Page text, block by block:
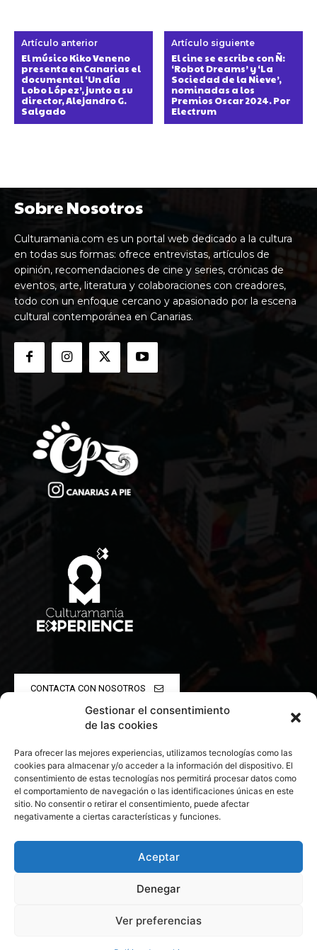
Gestionar el consentimiento
de las cookies
Para ofrecer las mejores experiencias, utilizamos tecnologías como las
cookies para almacenar y/o acceder a la información del dispositivo. El
consentimiento de estas tecnologías nos permitirá procesar datos como
el comportamiento de navegación o las identificaciones únicas en este
sitio. No consentir o retirar el consentimiento, puede afectar
negativamente a ciertas características y funciones.
Aceptar
Denegar
Ver preferencias
Artículo anterior
El músico Kiko Veneno
presenta en Canarias el
documental ‘Un día
Lobo López’, junto a su
director, Alejandro G.
Salgado
Artículo siguiente
El cine se escribe con Ñ:
‘Robot Dreams’ y ‘La
Sociedad de la Nieve’,
nominadas a los
Premios Oscar 2024. Por
Electrum
Sobre Nosotros
Culturamania.com es un portal web dedicado a la cultura
en todas sus formas: ofrece entrevistas, artículos de
opinión, recomendaciones de cine y series, crónicas de
eventos, arte, literatura y colaboraciones con creadores,
todo con un enfoque cercano y apasionado por la escena
cultural contemporánea en Canarias.
CONTACTA CON NOSOTROS
POLÍTICA DE PRIVACIDAD
POLÍTICA DE COOKIES
© 2026 Todos los derechos reservados. Culturamanía